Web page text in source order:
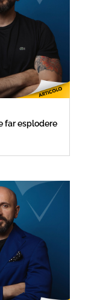
far esplodere